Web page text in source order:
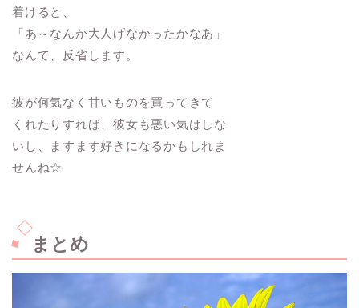
着けると、
「あ～なんか大人げなかったかなあ」
なんて、反省します。
彼が何気なく甘いものを買ってきて
くれたりすれば、彼女も悪い気はしな
いし、ますます好きになるかもしれま
せんね☆
まとめ